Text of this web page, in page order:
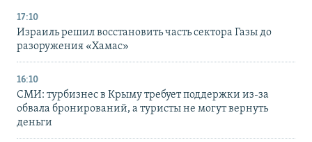
17:10
Израиль решил восстановить часть сектора Газы до
разоружения «Хамас»
16:10
СМИ: турбизнес в Крыму требует поддержки из-за
обвала бронирований, а туристы не могут вернуть
деньги